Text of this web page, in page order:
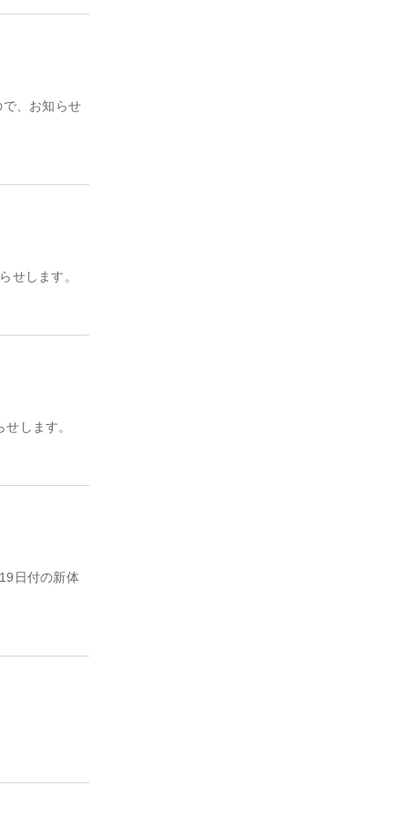
、お知らせ
せします。
します。
日付の新体